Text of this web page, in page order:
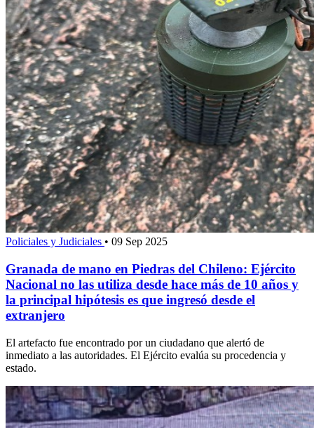
Policiales y Judiciales • 09 Sep 2025
Granada de mano en Piedras del Chileno: Ejército
Nacional no las utiliza desde hace más de 10 años y
la principal hipótesis es que ingresó desde el
extranjero
El artefacto fue encontrado por un ciudadano que alertó de
inmediato a las autoridades. El Ejército evalúa su procedencia y
estado.